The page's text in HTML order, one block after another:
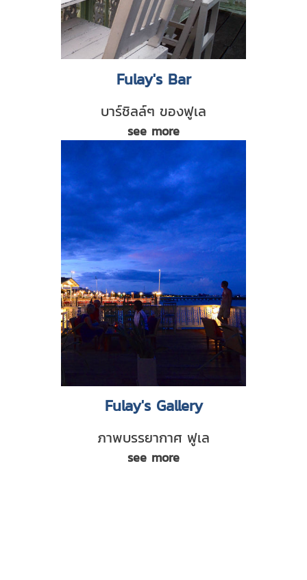
Fulay's Bar
บาร์ชิลล์ๆ ของฟูเล
see more
Fulay's Gallery
ภาพบรรยากาศ ฟูเล
see more